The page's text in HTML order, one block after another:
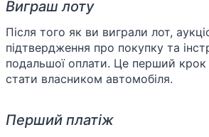
Виграш лоту
Після того як ви виграли лот,
підтвердження про покупку та
подальшої оплати. Це перший
стати власником автомобіля.
Перший платіж